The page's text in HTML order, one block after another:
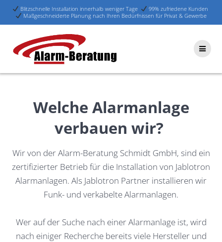
Blitzschnelle Installation innerhalb weniger Tage
99% zufriedene Kunden
Maßgeschneiderte Planung nach Ihren Bedürfnissen für Privat & Gewerbe
Welche Alarmanlage
verbauen wir?
Wir von der Alarm-Beratung Schmidt GmbH, sind ein
zertifizierter Betrieb für die Installation von Jablotron
Alarmanlagen. Als Jablotron Partner installieren wir
Funk- und verkabelte Alarmanlagen.
Wer auf der Suche nach einer Alarmanlage ist, wird
nach einiger Recherche bereits viele Hersteller und